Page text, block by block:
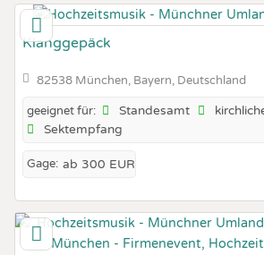
Klanggepäck
82538 München, Bayern, Deutschland
geeignet für: Standesamt
Sektempfang
Gage: ab 300 EUR